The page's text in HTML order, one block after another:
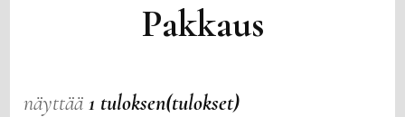
Pakkaus
näyttää1 tuloksen(tulokset)